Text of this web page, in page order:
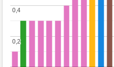
0,2
0,2
0,4
0,4